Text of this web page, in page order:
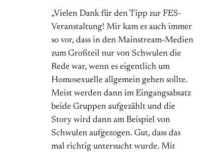
„Vielen Dank für den Tipp zur FES-
Veranstaltung! Mir kam es auch immer
so vor, dass in den Mainstream-Medien
zum Großteil nur von Schwulen die
Rede war, wenn es eigentlich um
Homosexuelle allgemein gehen sollte.
Meist werden dann im Eingangsabsatz
beide Gruppen aufgezählt und die
Story wird dann am Beispiel von
Schwulen aufgezogen. Gut, dass das
mal richtig untersucht wurde. Mit